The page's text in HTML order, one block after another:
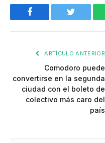
Facebook Twitter
ARTÍCULO ANTERIOR
Comodoro puede
convertirse en la segunda
ciudad con el boleto de
colectivo más caro del
país